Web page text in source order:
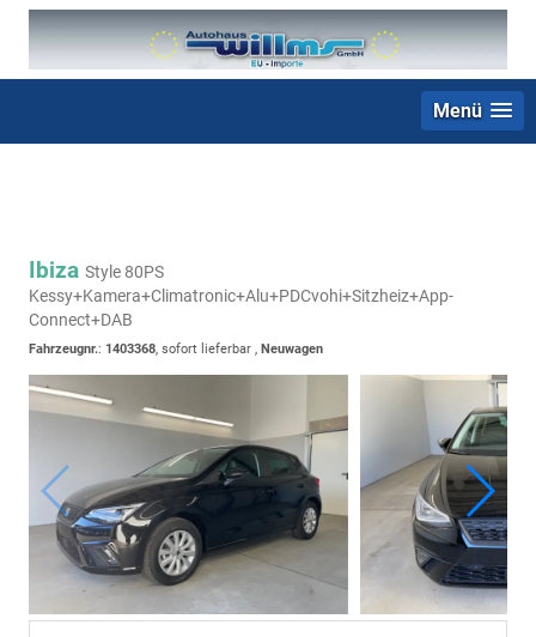
Menü
Ibiza Style 80PS
Kessy+Kamera+Climatronic+Alu+PDCvohi+Sitzheiz+App-
Connect+DAB
Fahrzeugnr.: 1403368, sofort lieferbar , Neuwagen